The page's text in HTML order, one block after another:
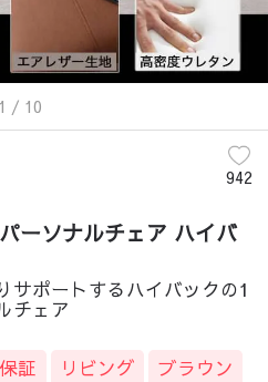
1 / 10
942
ーソナルチェア ハイバ
サポートするハイバックの1
チェア
証 リビング
ブラウン